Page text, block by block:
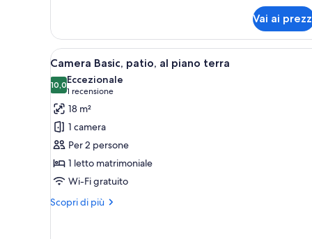
Superior,
balcone,
piano
elevato
Vai ai
Apri
tutte
le
foto
per
Camera
Basic,
patio,
al
piano
Camera Basic, patio, al
5
Camera Basic, patio, al piano terra
10,010,0 su 10
Eccezionale
1 recensione
(1
recensione)
18 m²
1 camera
Per 2 persone
1 letto matrimoniale
Wi-Fi gratuito
Scopri di più
Altri